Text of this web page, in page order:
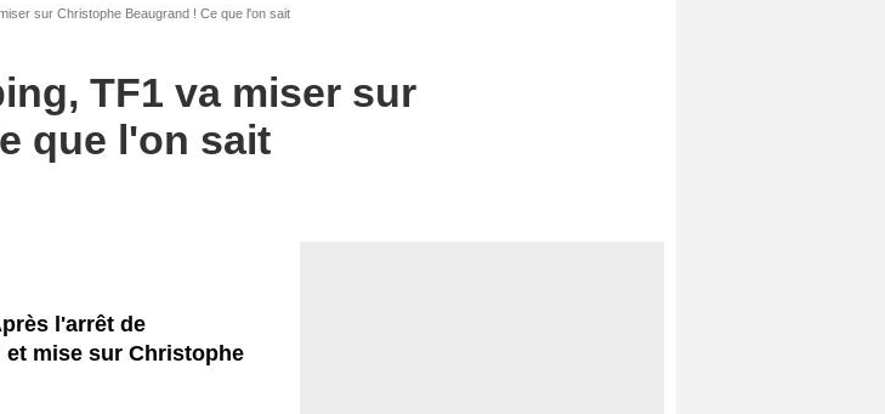
sur Christophe Beaugrand ! Ce que l'on sait
TF1 va miser sur
que l'on sait
cet article
l'arrêt de
mise sur Christophe